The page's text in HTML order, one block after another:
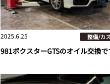
2025.6.25 整備/カ
981ボクスターGTSのオイル交換で